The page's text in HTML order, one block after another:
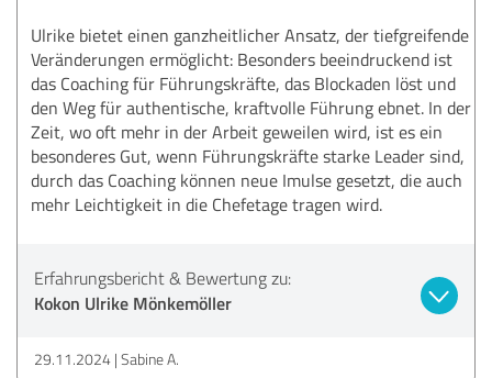
Ulrike bietet einen ganzheitlicher Ansatz, der tiefgreifende
Veränderungen ermöglicht: Besonders beeindruckend ist
das Coaching für Führungskräfte, das Blockaden löst und
den Weg für authentische, kraftvolle Führung ebnet. In der
Zeit, wo oft mehr in der Arbeit geweilen wird, ist es ein
besonderes Gut, wenn Führungskräfte starke Leader sind,
durch das Coaching können neue Imulse gesetzt, die auch
mehr Leichtigkeit in die Chefetage tragen wird.
Erfahrungsbericht & Bewertung zu:
Kokon Ulrike Mönkemöller
29.11.2024 Sabine A.